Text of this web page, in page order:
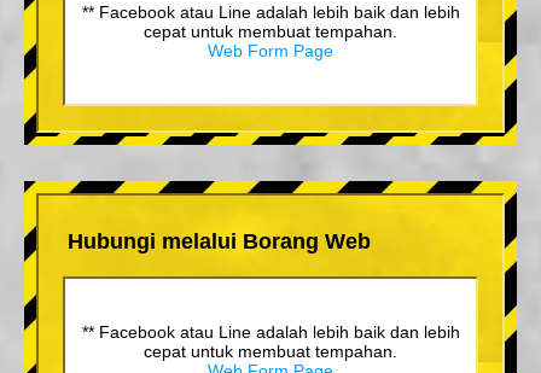
** Facebook atau Line adalah lebih baik dan lebih
cepat untuk membuat tempahan.
Web Form Page
Hubungi melalui Borang Web
** Facebook atau Line adalah lebih baik dan lebih
cepat untuk membuat tempahan.